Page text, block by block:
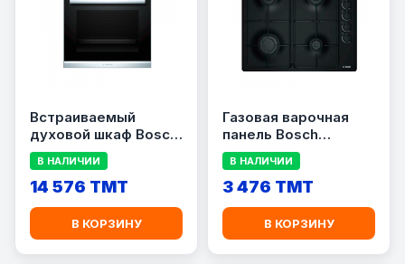
Встраиваемый
духовой шкаф Bosch
HBG635BS1
В НАЛИЧИИ
14 576 TMT
В КОРЗИНУ
Газовая варочная
панель Bosch
PBP6C6K80Q
В НАЛИЧИИ
3 476 TMT
В КОРЗИНУ